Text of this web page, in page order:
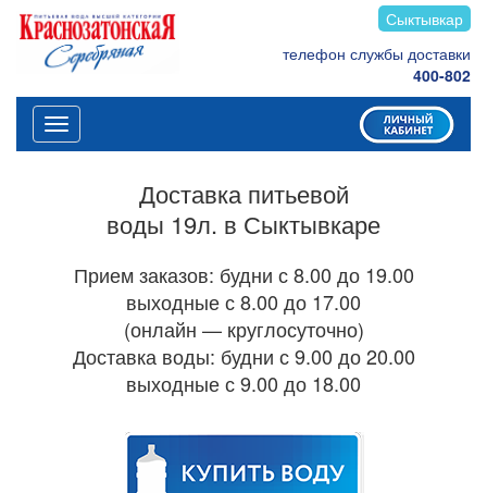
Сыктывкар
телефон службы доставки
400-802
Меню
Доставка питьевой
воды 19л. в Сыктывкаре
Прием заказов: будни с 8.00 до 19.00
выходные с 8.00 до 17.00
(онлайн — круглосуточно)
Доставка воды: будни с 9.00 до 20.00
выходные с 9.00 до 18.00